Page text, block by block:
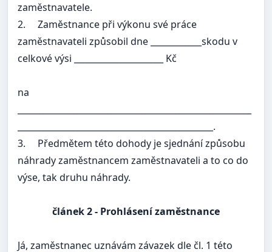
zaměstnavatele.
2.
Zaměstnance při výkonu své práce
zaměstnavateli způsobil dne ____________skodu v
celkové výsi _____________________ Kč
na
______________________________________________.
3.
Předmětem této dohody je sjednání způsobu
náhrady zaměstnancem zaměstnavateli a to co do
výse, tak druhu náhrady.
článek2 - Prohlásení zaměstnance
Já, zaměstnanec uznávám závazek dle čl. 1 této